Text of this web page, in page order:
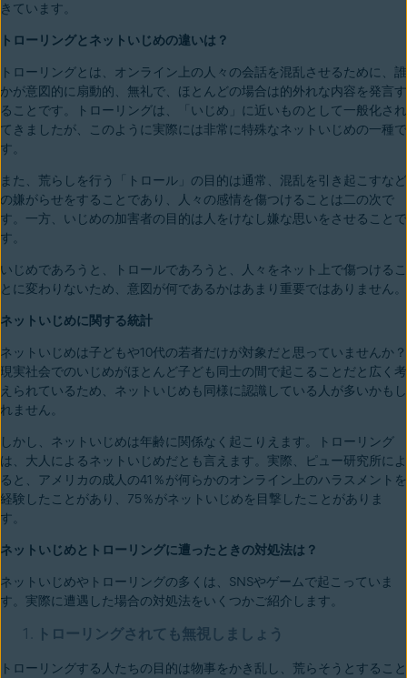
きています。
トローリングとネットいじめの違いは？
トローリングとは、オンライン上の人々の会話を混乱させるために、誰
かが意図的に扇動的、無礼で、ほとんどの場合は的外れな内容を発言す
ることです。トローリングは、「いじめ」に近いものとして一般化され
てきましたが、このように実際には非常に特殊なネットいじめの一種で
す。
また、荒らしを行う「トロール」の目的は通常、混乱を引き起こすなど
の嫌がらせをすることであり、人々の感情を傷つけることは二の次で
す。一方、いじめの加害者の目的は人をけなし嫌な思いをさせることで
す。
いじめであろうと、トロールであろうと、人々をネット上で傷つけるこ
とに変わりないため、意図が何であるかはあまり重要ではありません。
ネットいじめに関する統計
ネットいじめは子どもや10代の若者だけが対象だと思っていませんか？
現実社会でのいじめがほとんど子ども同士の間で起こることだと広く考
えられているため、ネットいじめも同様に認識している人が多いかもし
れません。
しかし、ネットいじめは年齢に関係なく起こりえます。トローリング
は、大人によるネットいじめだとも言えます。実際、ピュー研究所によ
ると、アメリカの成人の41％が何らかのオンライン上のハラスメントを
経験したことがあり、75％がネットいじめを目撃したことがありま
す。
ネットいじめとトローリングに遭ったときの対処法は？
ネットいじめやトローリングの多くは、SNSやゲームで起こっていま
す。実際に遭遇した場合の対処法をいくつかご紹介します。
トローリングされても無視しましょう
トローリングする人たちの目的は物事をかき乱し、荒らそうとすること